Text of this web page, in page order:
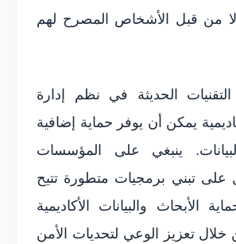
إلا من قبل الأشخاص المصرح لهم
الحديثة في نظم إدارة
يمكن أن يوفر حماية إضافية
ينبغي على المؤسسات
على تبني برمجيات متطورة تتيح
الأبحاث والبيانات الأكاديمية
خلال تعزيز الوعي لتحديات الأمن